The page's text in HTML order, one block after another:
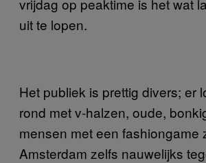
uit te lopen.
Het publiek is prettig divers; er
rond met v-halzen, oude,
mensen met een fashiongame
Amsterdam zelfs nauwelijks